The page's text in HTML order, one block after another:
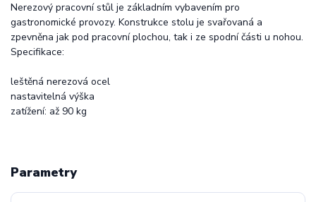
Nerezový pracovní stůl je základním vybavením pro
gastronomické provozy. Konstrukce stolu je svařovaná a
zpevněna jak pod pracovní plochou, tak i ze spodní části u nohou.
Specifikace:
leštěná nerezová ocel
nastavitelná výška
zatížení: až 90 kg
Parametry